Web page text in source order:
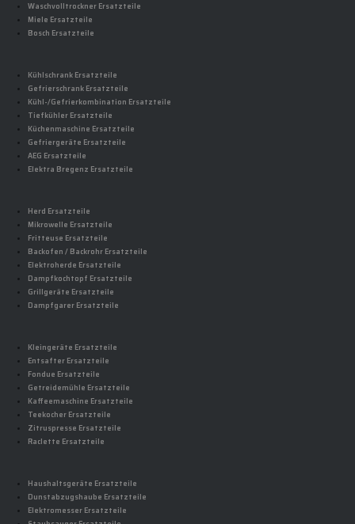
Waschvolltrockner Ersatzteile
Miele Ersatzteile
Bosch Ersatzteile
Kühlschrank Ersatzteile
Gefrierschrank Ersatzteile
Kühl-/Gefrierkombination Ersatzteile
Tiefkühler Ersatzteile
Küchenmaschine Ersatzteile
Gefriergeräte Ersatzteile
AEG Ersatzteile
Elektra Bregenz Ersatzteile
Herd Ersatzteile
Mikrowelle Ersatzteile
Fritteuse Ersatzteile
Backofen / Backrohr Ersatzteile
Elektroherde Ersatzteile
Dampfkochtopf Ersatzteile
Grillgeräte Ersatzteile
Dampfgarer Ersatzteile
Kleingeräte Ersatzteile
Entsafter Ersatzteile
Fondue Ersatzteile
Getreidemühle Ersatzteile
Kaffeemaschine Ersatzteile
Teekocher Ersatzteile
Zitruspresse Ersatzteile
Raclette Ersatzteile
Haushaltsgeräte Ersatzteile
Dunstabzugshaube Ersatzteile
Elektromesser Ersatzteile